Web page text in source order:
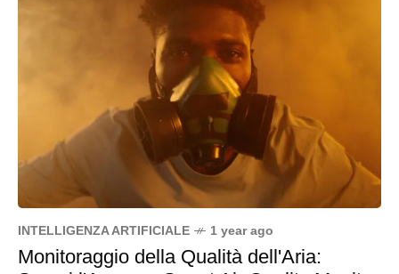
INTELLIGENZA ARTIFICIALE 1 year ago
Monitoraggio della Qualità dell'Aria: